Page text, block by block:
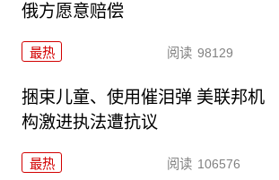
俄方愿意赔偿
最热 阅读 98129
捆束儿童、使用催泪弹 美联邦机
构激进执法遭抗议
最热 阅读 106576